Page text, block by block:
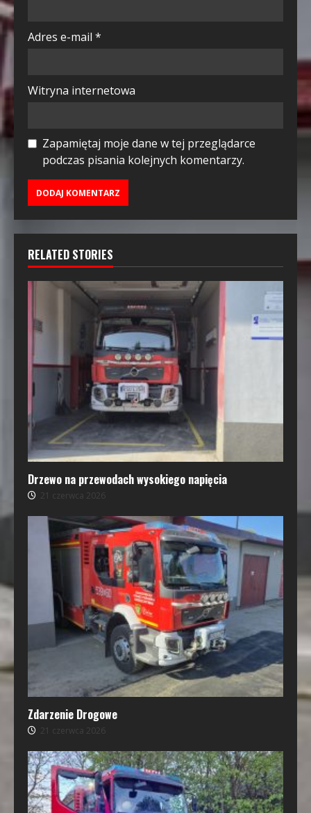
Adres e-mail *
Witryna internetowa
Zapamiętaj moje dane w tej przeglądarce
podczas pisania kolejnych komentarzy.
RELATED STORIES
Drzewo na przewodach wysokiego napięcia
21 czerwca 2026
Zdarzenie Drogowe
21 czerwca 2026